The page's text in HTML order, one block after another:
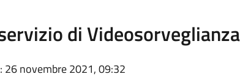
di Videosorveglianza
: 26 novembre 2021, 09:32